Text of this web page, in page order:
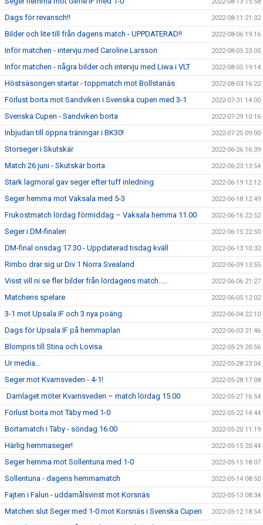
Dags för revansch!! 2022-08-11 21:32
Bilder och lite till från dagens match - UPPDATERAD!! 2022-08-06 19:16
Inför matchen - intervju med Caroline Larsson 2022-08-05 23:05
Inför matchen - några bilder och intervju med Liwa i VLT 2022-08-05 19:14
Höstsäsongen startar - toppmatch mot Bollstanäs 2022-08-03 16:22
Förlust borta mot Sandviken i Svenska cupen med 3-1 2022-07-31 14:00
Svenska Cupen - Sandviken borta 2022-07-29 10:16
Inbjudan till öppna träningar i BK30! 2022-07-25 09:00
Storseger i Skutskär 2022-06-26 16:39
Match 26 juni - Skutskär borta 2022-06-23 13:54
Stark lagmoral gav seger efter tuff inledning 2022-06-19 12:12
Seger hemma mot Vaksala med 5-3 2022-06-18 12:49
Frukostmatch lördag förmiddag – Vaksala hemma 11.00 2022-06-16 22:52
Seger i DM-finalen 2022-06-15 22:50
DM-final onsdag 17.30 - Uppdaterad tisdag kväll 2022-06-13 10:32
Rimbo drar sig ur Div 1 Norra Svealand 2022-06-09 13:55
Visst vill ni se fler bilder från lördagens match..... 2022-06-06 21:27
Matchens spelare 2022-06-05 12:02
3-1 mot Upsala IF och 3 nya poäng 2022-06-04 22:10
Dags för Upsala IF på hemmaplan 2022-06-03 21:46
Blompris till Stina och Lovisa 2022-05-29 20:56
Ur media... 2022-05-28 23:04
Seger mot Kvarnsveden - 4-1! 2022-05-28 17:08
Damlaget möter Kvarnsveden – match lördag 15.00 2022-05-27 16:54
Förlust borta mot Täby med 1-0 2022-05-22 14:44
Bortamatch i Täby - söndag 16.00 2022-05-20 11:19
Härlig hemmaseger! 2022-05-15 20:44
Seger hemma mot Sollentuna med 1-0 2022-05-15 18:07
Sollentuna - dagens hemmamatch 2022-05-14 08:50
Fajten i Falun - uddamålsvinst mot Korsnäs 2022-05-13 08:34
Matchen slut Seger med 1-0 mot Korsnäs i Svenska Cupen 2022-05-12 18:54